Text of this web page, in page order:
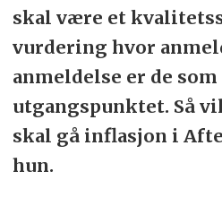
skal være et
vurdering hvor
anmeldelse er de som
utgangspunktet. Så
skal gå inflasjon i
hun.